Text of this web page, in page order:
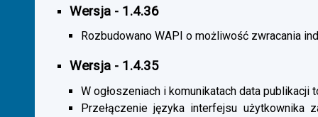
Wersja - 1.4.36
Rozbudowano WAPI o możliwość zwracania
Wersja - 1.4.35
W ogłoszeniach i komunikatach data
Przełączenie języka interfejsu użytkownika